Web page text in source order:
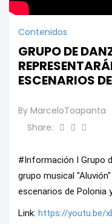
Contenidos
GRUPO DE
ESCENARIOS
By MarceloToapanta
Share:
#Información I Grupo
grupo musical
escenarios de Polonia
Link: https://youtu.be/